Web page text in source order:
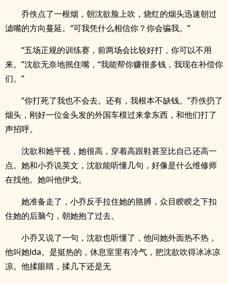
乔佚点了一根烟，朝沈欲脸上吹，烧红的烟头迅速朝过
滤嘴的方向蔓延。“可我凭什么相信你？你会骗我。”
“五场正规的训练赛，前两场会比较好打，你可以不用
来。”沈欲无奈地抿住嘴，“我能帮你赚很多钱，我现在补偿你
们。”
“你打死了我也不会去。还有，我根本不缺钱。”乔佚扔了
烟头，刚好一位金头发的外国车模过来拿东西，和他们打了
声招呼。
沈欲和她平视，她很高，穿着高跟鞋甚至比自己还高一
点。她和小乔说英文，沈欲能听懂几句，好像是什么维修师
在找他。她叫他伊戈。
她准备走了，小乔反手拉住她的胳膊，众目睽睽之下扣
住她的后脑勺，朝她抱了过去。
小乔又说了一句，沈欲也听懂了，他问她外面热不热，
他叫她lda。是挺热的，休息室里有冷气，把沈欲吹得冰冰凉
凉。他揉眼睛，揉几下还是无